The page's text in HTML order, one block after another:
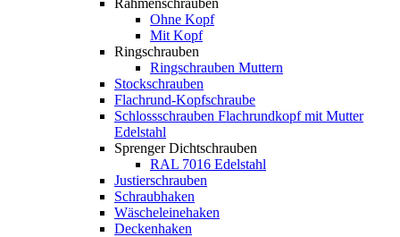
Rahmenschrauben
Ohne Kopf
Mit Kopf
Ringschrauben
Ringschrauben Muttern
Stockschrauben
Flachrund-Kopfschraube
Schlossschrauben Flachrundkopf mit Mutter
Edelstahl
Sprenger Dichtschrauben
RAL 7016 Edelstahl
Justierschrauben
Schraubhaken
Wäscheleinehaken
Deckenhaken